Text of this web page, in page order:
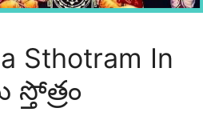
Sthotram In